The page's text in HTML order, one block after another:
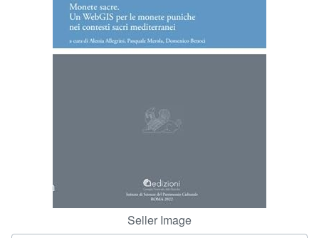
Start Selling
Seller Image